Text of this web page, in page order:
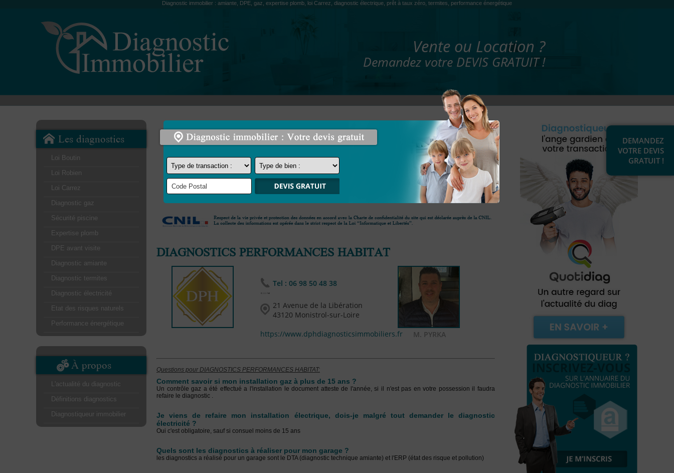
Diagnostic immobilier : amiante, DPE, gaz, expertise plomb, loi Carrez, diagnostic électrique, prêt à taux zéro, termites, performance énergétique
Vente ou Location ?
Demandez votre DEVIS GRATUIT !
Les diagnostics
Loi Boutin
Loi Robien
Loi Carrez
Diagnostic gaz
Sécurité piscine
Expertise plomb
DPE avant visite
Diagnostic amiante
Diagnostic termites
Diagnostic électricité
Etat des risques naturels
Performance énergétique
À propos
L'actualité du diagnostic
Définitions diagnostics
Diagnostiqueur immobilier
DIAGNOSTICS PERFORMANCES HABITAT
Tel : 06 98 50 48 38
21 Avenue de la Libération
43120 Monistrol-sur-Loire
https://www.dphdiagnosticsimmobiliers.fr
M. PYRKA
Questions pour DIAGNOSTICS PERFORMANCES HABITAT:
Comment savoir si mon installation gaz à plus de 15 ans ?
Un contrôle gaz a été effectué a l'installation le document atteste de l'année, si il n'est pas en votre possession il faudra
refaire le diagnostic .
Je viens de refaire mon installation électrique, dois-je malgré tout demander le diagnostic
électricité ?
Oui c'est obligatoire, sauf si consuel moins de 15 ans
Quels sont les diagnostics à réaliser pour mon garage ?
les diagnostics a réalisé pour un garage sont le DTA (diagnostic technique amiante) et l'ERP (état des risque et pollution)
DEMANDEZ
VOTRE DEVIS
GRATUIT !